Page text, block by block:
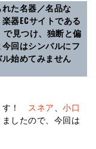
た名器／名品な
器ECサイトである
で見つけ、独断と偏
回はシンバルにフ
始めてみません
す！ スネア
小口
したので、今回は